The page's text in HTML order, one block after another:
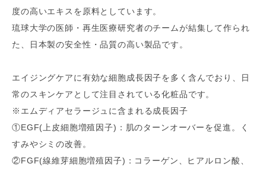
度の高いエキスを原料としています。
琉球大学の医師・再生医療研究者のチームが結集して作られ
た、日本製の安全性・品質の高い製品です。
エイジングケアに有効な細胞成長因子を多く含んでおり、日
常のスキンケアとして注目されている化粧品です。
※エムディアセラージュに含まれる成長因子
①EGF(上皮細胞増殖因子)：肌のターンオーバーを促進。く
すみやシミの改善。
②FGF(線維芽細胞増殖因子)：コラーゲン、ヒアルロン酸、